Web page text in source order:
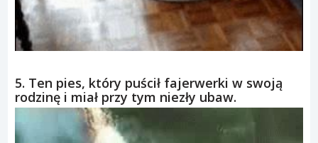
5. Ten pies, który puścił fajerwerki w swoją
rodzinę i miał przy tym niezły ubaw.